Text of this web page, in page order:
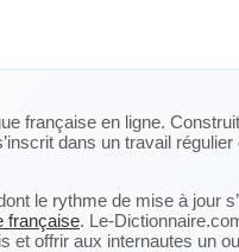
française en ligne.
dans un travail
le rythme de mise à jour
française. Le-
et offrir aux internautes un